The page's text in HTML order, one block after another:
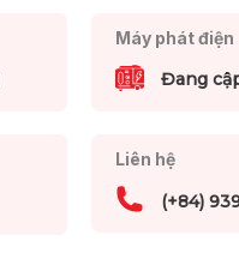
Máy phát điện
Đang
Liên hệ
(+84)